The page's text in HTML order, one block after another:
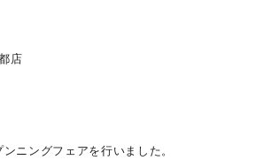
店
ニングフェアを行いました。